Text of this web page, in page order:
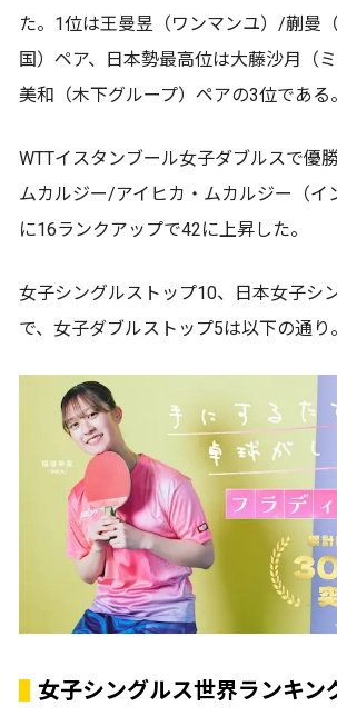
た。1位は王曼昱（ワンマンユ）/蒯曼
国）ペア、日本勢最高位は大藤沙月（
美和（木下グループ）ペアの3位である。
WTTイスタンブール女子ダブルスで優
ムカルジー/アイヒカ・ムカルジー（イ
に16ランクアップで42に上昇した。
女子シングルストップ10、日本女子シ
で、女子ダブルストップ5は以下の通り。
女子シングルス世界ランキン